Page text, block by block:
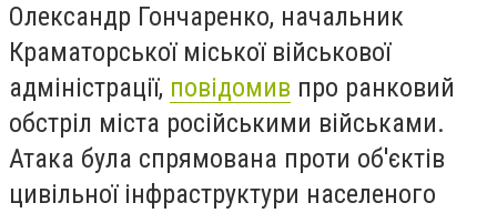
Олександр Гончаренко, начальник
Краматорської міської військової
адміністрації, повідомив про ранковий
обстріл міста російськими військами.
Атака була спрямована проти об'єктів
цивільної інфраструктури населеного